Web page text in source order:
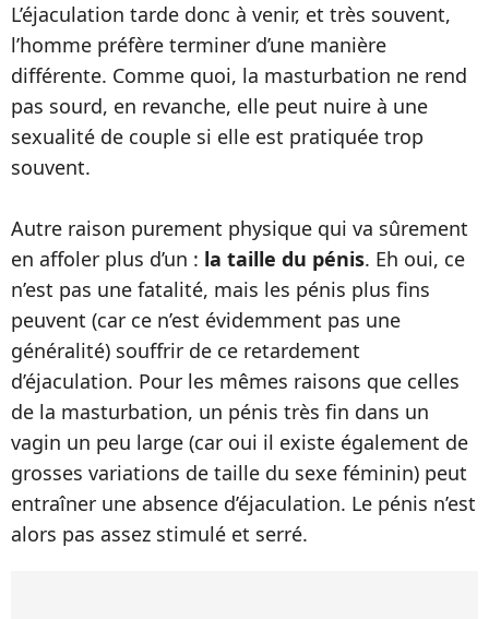
L’éjaculation tarde donc à venir, et très souvent,
l’homme préfère terminer d’une manière
différente. Comme quoi, la masturbation ne rend
pas sourd, en revanche, elle peut nuire à une
sexualité de couple si elle est pratiquée trop
souvent.
Autre raison purement physique qui va sûrement
en affoler plus d’un : la taille du pénis. Eh oui, ce
n’est pas une fatalité, mais les pénis plus fins
peuvent (car ce n’est évidemment pas une
généralité) souffrir de ce retardement
d’éjaculation. Pour les mêmes raisons que celles
de la masturbation, un pénis très fin dans un
vagin un peu large (car oui il existe également de
grosses variations de taille du sexe féminin) peut
entraîner une absence d’éjaculation. Le pénis n’est
alors pas assez stimulé et serré.